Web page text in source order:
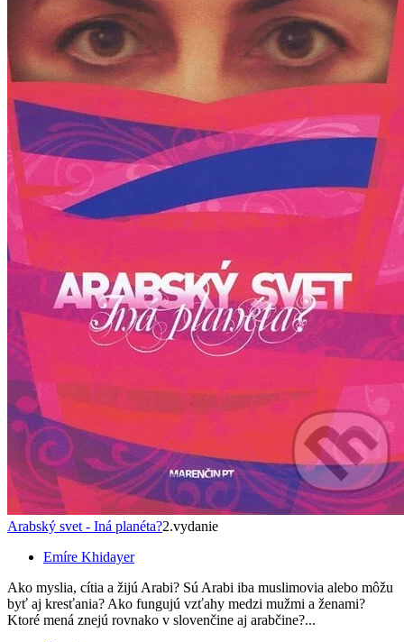
Arabský svet - Iná planéta?2.vydanie
Emíre Khidayer
Ako myslia, cítia a žijú Arabi? Sú Arabi iba muslimovia alebo môžu
byť aj kresťania? Ako fungujú vzťahy medzi mužmi a ženami?
Ktoré mená znejú rovnako v slovenčine aj arabčine?...